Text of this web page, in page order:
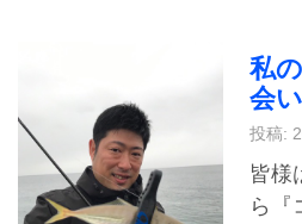
私
会い
投稿:
皆様
ら『